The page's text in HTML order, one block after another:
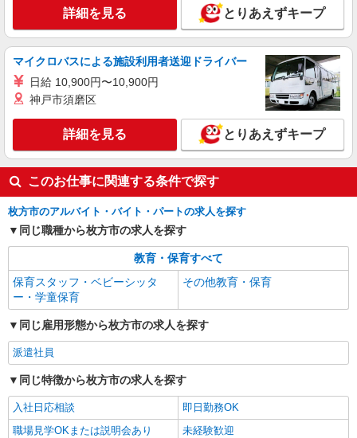
詳細を見る とりあえずキープ
マイクロバスによる施設利用者送迎ドライバー
日給 10,900円〜10,900円
神戸市須磨区
詳細を見る とりあえずキープ
このお仕事に関連する条件で探す
枚方市のアルバイト・バイト・パートの求人を探す
同じ職種から枚方市の求人を探す
教育・保育すべて
保育スタッフ・ベビーシッタ
ー・学童保育
その他教育・保育
同じ雇用形態から枚方市の求人を探す
派遣社員
同じ特徴から枚方市の求人を探す
入社日応相談
即日勤務OK
職場見学OKまたは説明会あり
未経験歓迎